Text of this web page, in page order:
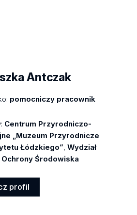
Antczak
pomocniczy pracownik
Centrum Przyrodniczo-
„Muzeum Przyrodnicze
Łódzkiego”,Wydział
Środowiska
profil